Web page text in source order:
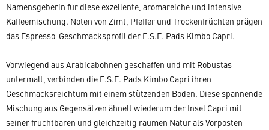
Namensgeberin für diese exzellente, aromareiche und intensive
Kaffeemischung. Noten von Zimt, Pfeffer und Trockenfrüchten prägen
das Espresso-Geschmacksprofil der E.S.E. Pads Kimbo Capri.
Vorwiegend aus Arabicabohnen geschaffen und mit Robustas
untermalt, verbinden die E.S.E. Pads Kimbo Capri ihren
Geschmacksreichtum mit einem stützenden Boden. Diese spannende
Mischung aus Gegensätzen ähnelt wiederum der Insel Capri mit
seiner fruchtbaren und gleichzeitig raumen Natur als Vorposten